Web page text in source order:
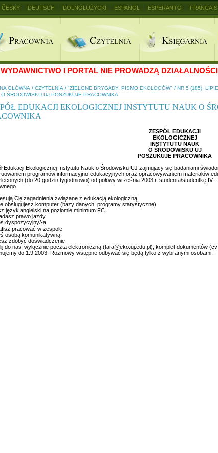
WYDAWNICTWO I PORTAL NIE PROWADZĄ
GŁÓWNA / CZYTELNIA / "ZIELONE BRYGADY. PISMO EKOLOGÓW" / NR 5 (185),
ŚRODOWISKU UJ POSZUKUJE PRACOWNIKA
EDUKACJI EKOLOGICZNEJ INSTYTUTU NAUK O
ZESPÓŁ EDUKACJI
EKOLOGICZNEJ
INSTYTUTU NAUK
O ŚRODOWISKU UJ
POSZUKUJE PRACOWNIKA
Edukacji Ekologicznej Instytutu Nauk o Środowisku UJ zajmujący się badaniami
programów informacyjno-edukacyjnych oraz opracowywaniem materiałów
(do 20 godzin tygodniowo) od połowy września 2003 r. studenta/studentkę IV
Cię zagadnienia związane z edukacją ekologiczną
obsługujesz komputer (bazy danych, programy statystyczne)
język angielski na poziomie minimum FC
prawo jazdy
dyspozycyjny/-a
pracować w zespole
osobą komunikatywną
zdobyć doświadczenie
do nas, wyłącznie pocztą elektroniczną (tara@eko.uj.edu.pl), komplet dokumentów
do 1.9.2003. Rozmowy wstępne odbywać się będą tylko z wybranymi osobami.
ČESKY DEUTSCH DOLNOŁUŻYCKI ESPANOL ESPERANTO FRANCAIS